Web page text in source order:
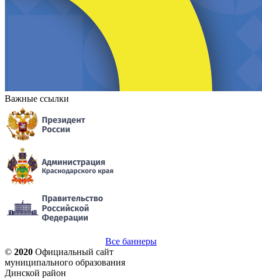
Важные ссылки
Все баннеры
© 2020 Официальный сайт
муниципального образования
Динской район